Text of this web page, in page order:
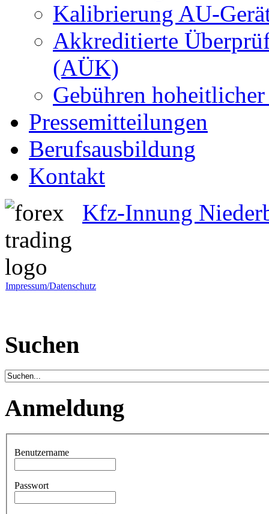
Kalibrierung AU-
Akkreditierte
(AÜK)
Gebühren
Pressemitteilungen
Berufsausbildung
Kontakt
Kfz-Innung
Impressum/Datenschutz
Suchen
Anmeldung
Benutzername
Passwort